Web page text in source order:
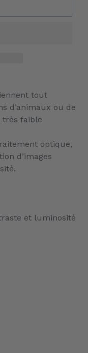
tout
d’animaux ou de
très faible
optique,
d’images
et luminosité